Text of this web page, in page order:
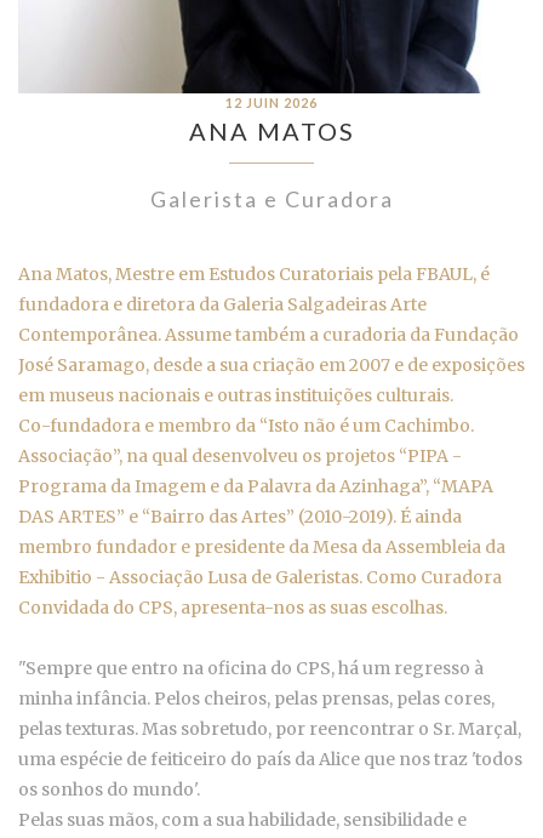
12 JUIN 2026
ANA MATOS
Galerista e Curadora
Ana Matos, Mestre em Estudos Curatoriais pela FBAUL, é
fundadora e diretora da Galeria Salgadeiras Arte
Contemporânea. Assume também a curadoria da Fundação
José Saramago, desde a sua criação em 2007 e de exposições
em museus nacionais e outras instituições culturais.
Co-fundadora e membro da “Isto não é um Cachimbo.
Associação”, na qual desenvolveu os projetos “PIPA -
Programa da Imagem e da Palavra da Azinhaga”, “MAPA
DAS ARTES” e “Bairro das Artes” (2010-2019). É ainda
membro fundador e presidente da Mesa da Assembleia da
Exhibitio - Associação Lusa de Galeristas. Como Curadora
Convidada do CPS, apresenta-nos as suas escolhas.
"Sempre que entro na oficina do CPS, há um regresso à
minha infância. Pelos cheiros, pelas prensas, pelas cores,
pelas texturas. Mas sobretudo, por reencontrar o Sr. Marçal,
uma espécie de feiticeiro do país da Alice que nos traz 'todos
os sonhos do mundo'.
Pelas suas mãos, com a sua habilidade, sensibilidade e